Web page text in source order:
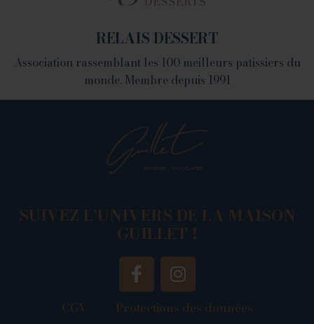
1082 Chemin de Devienne - 26100 Romans sur Isère
RELAIS DESSERT
Association rassemblant les 100 meilleurs patissiers du
monde. Membre depuis 1991
SUIVEZ L’UNIVERS DE LA MAISON
GUILLET !
CGV Protections des données